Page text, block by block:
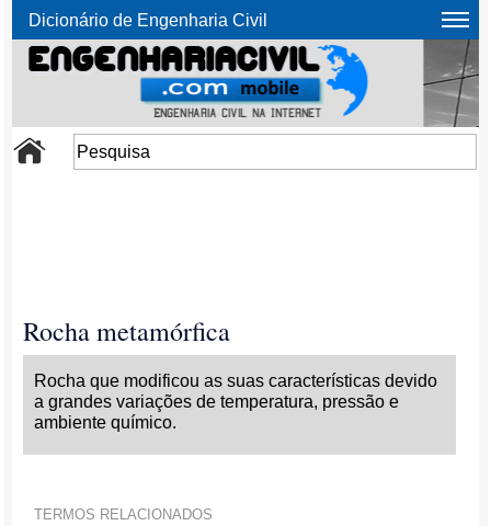
Dicionário de Engenharia Civil
Rocha metamórfica
Rocha que modificou as suas características devido
a grandes variações de temperatura, pressão e
ambiente químico.
TERMOS RELACIONADOS